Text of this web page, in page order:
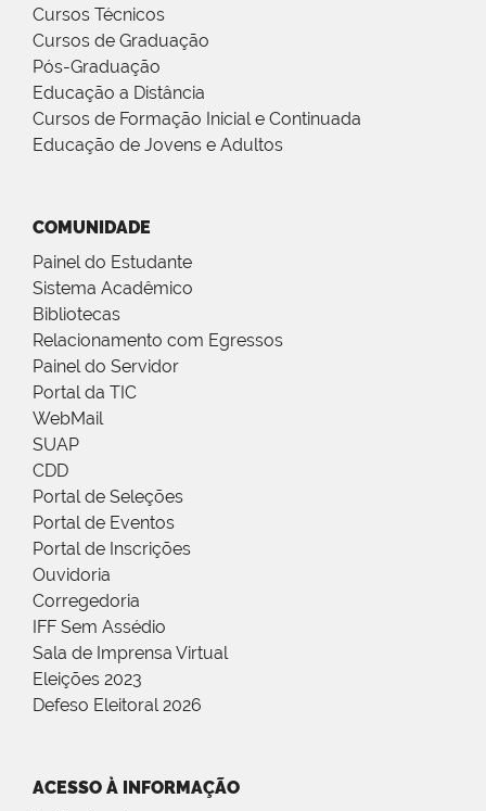
Cursos Técnicos
Cursos de Graduação
Pós-Graduação
Educação a Distância
Cursos de Formação Inicial e Continuada
Educação de Jovens e Adultos
COMUNIDADE
Painel do Estudante
Sistema Acadêmico
Bibliotecas
Relacionamento com Egressos
Painel do Servidor
Portal da TIC
WebMail
SUAP
CDD
Portal de Seleções
Portal de Eventos
Portal de Inscrições
Ouvidoria
Corregedoria
IFF Sem Assédio
Sala de Imprensa Virtual
Eleições 2023
Defeso Eleitoral 2026
ACESSO À INFORMAÇÃO